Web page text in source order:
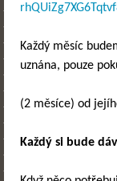
Každý měsíc
uznána, pouze
(2 měsíce) od
Každý si bude